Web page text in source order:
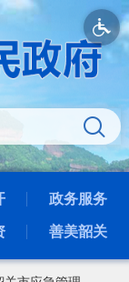
政务服务
善美韶关